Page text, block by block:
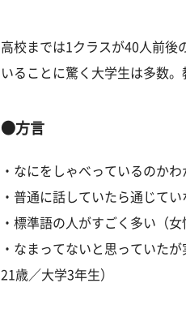
高校までは1クラスが40人前後
いることに驚く大学生は多数
●方言
・なにをしゃべっているのか
・普通に話していたら通じて
・標準語の人がすごく多い（女
・なまってないと思っていた
21歳／大学3年生）